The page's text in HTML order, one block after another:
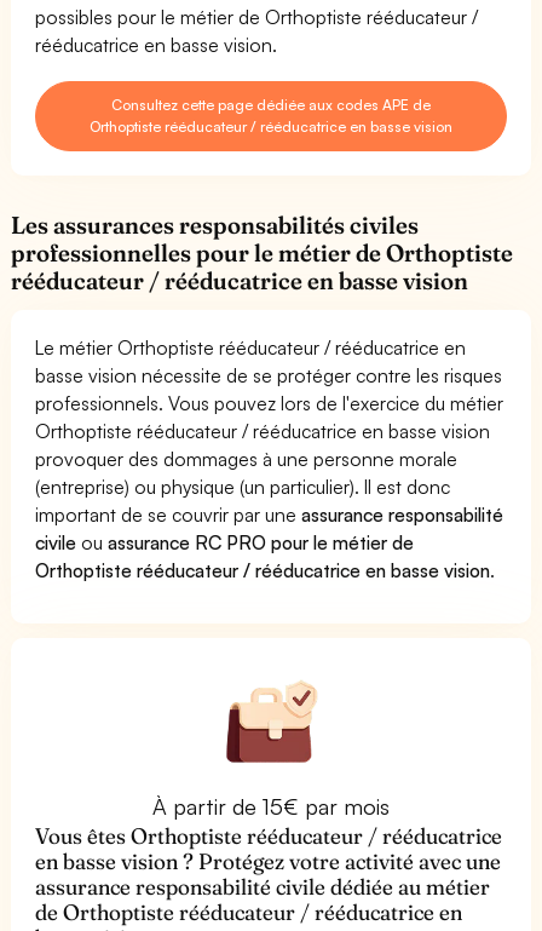
possibles pour le métier de Orthoptiste rééducateur /
rééducatrice en basse vision.
Consultez cette page dédiée aux codes APE de
Orthoptiste rééducateur / rééducatrice en basse vision
Les assurances responsabilités civiles
professionnelles pour le métier de Orthoptiste
rééducateur / rééducatrice en basse vision
Le métier Orthoptiste rééducateur / rééducatrice en
basse vision nécessite de se protéger contre les risques
professionnels. Vous pouvez lors de l'exercice du métier
Orthoptiste rééducateur / rééducatrice en basse vision
provoquer des dommages à une personne morale
(entreprise) ou physique (un particulier). Il est donc
important de se couvrir par uneassurance responsabilité
civile ouassurance RC PRO pour le métier de
Orthoptiste rééducateur / rééducatrice en basse vision.
À partir de 15€ par mois
Vous êtes Orthoptiste rééducateur / rééducatrice
en basse vision ? Protégez votre activité avec une
assurance responsabilité civile dédiée au métier
de Orthoptiste rééducateur / rééducatrice en